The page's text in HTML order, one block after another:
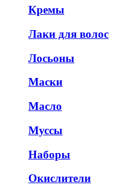
Кремы
Лаки для волос
Лосьоны
Маски
Масло
Муссы
Наборы
Окислители